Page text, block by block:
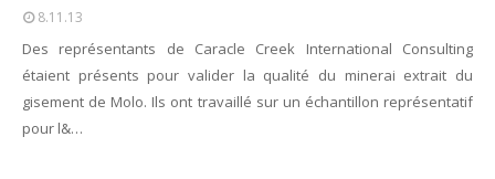
8.11.13
Des représentants de Caracle Creek International Consulting
étaient présents pour valider la qualité du minerai extrait du
gisement de Molo. Ils ont travaillé sur un échantillon représentatif
pour l&…